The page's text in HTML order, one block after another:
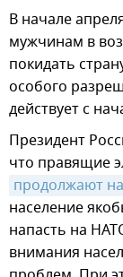
В начале
мужчинам в
покидать
особого
действует с
Президент
что правящие
продолжают
население
напасть на
внимания